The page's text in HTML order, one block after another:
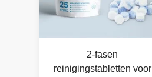
2-fasen
reinigingstabletten voor